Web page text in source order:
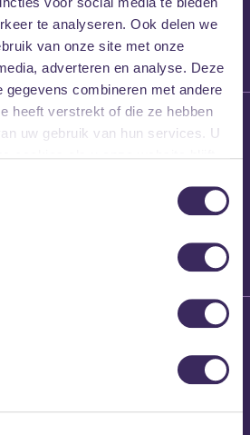
te analyseren. Ook delen we
van onze site met onze
adverteren en analyse. Deze
gegevens combineren met andere
heeft verstrekt of die ze hebben
uw gebruik van hun services. U
26 maart 2026
Willem’s Blog: High
Brennt Vanneste